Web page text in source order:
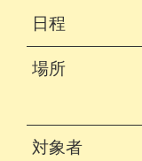
日程
場所
対象者